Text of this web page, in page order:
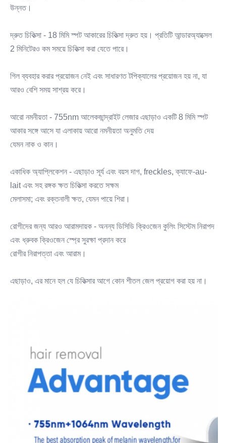
উন্নত।
দ্রুত চিকিত্সা - 18 মিমি স্পট আকারের চিকিত্সা দ্রুত হয়। প্রতিটি আন্ডারঅ্যাক্সেল
2 মিনিটেরও কম সময়ে চিকিত্সা করা যেতে পারে।
গিল ব্যবহার করার প্রয়োজন নেই এবং সাধারণত টপিক্যালের প্রয়োজন হয় না, যা
আরও বেশি সময় সাশ্রয় করে।
আরো নমনীয়তা - 755nm আলেকজান্দ্রাইট লেজার এছাড়াও একটি 8 মিমি স্পট
আকার সঙ্গে আসে যা এলাকায় আরো নমনীয়তা অনুমতি দেয়
যেমন নাক ও কান।
একাধিক অ্যাপ্লিকেশন - এছাড়াও সূর্য এবং বয়স দাগ, freckles, ক্যাফে-au-
lait এবং সহ রঙ্গক ক্ষত চিকিত্সা করতে সক্ষম
মেলাসমা; এবং রক্তনালী ক্ষত, যেমন পায়ে শিরা।
রোগীদের জন্য আরও আরামদায়ক - অনন্য ডিসিডি ক্রিওজেন কুলিং সিস্টেম নিরাপদ
এবং ধ্রুবক ক্রিওজেন স্প্রে সুরক্ষা প্রদান করে
রোগীর নিরাপত্তা এবং আরাম।
এছাড়াও, এর মানে হল যে চিকিত্সার আগে কোন শীতল জেল প্রয়োগ করা হয় না।